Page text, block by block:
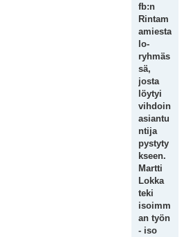
fb:n
Rintam
amiesta
lo-
ryhmäs
sä,
josta
löytyi
vihdoin
asiantu
ntija
pystyty
kseen.
Martti
Lokka
teki
isoimm
an työn
- iso